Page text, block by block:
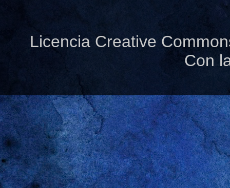
Licencia Creative
Con